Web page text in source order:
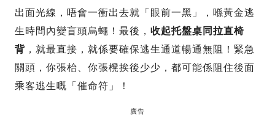
出面光線，唔會一衝出去就「眼前一黑」，喺黃金逃
生時間內變盲頭烏蠅！最後， 收起托盤桌同拉直椅
背 ，就最直接，就係要確保逃生通道暢通無阻！緊急
關頭，你張枱、你張櫈挨後少少，都可能係阻住後面
乘客逃生嘅「催命符」！
廣告